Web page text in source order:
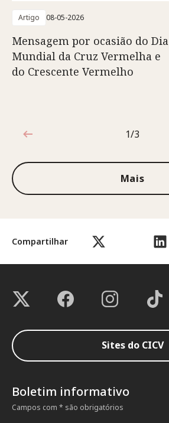
Compartilhar
Artigo 08-05-2026
Mensagem por ocasião do Dia
Mundial da Cruz Vermelha e
do Crescente Vermelho
1 de 3
1/3
Mais
Sites do CICV
Boletim informativo
Campos com * são obrigatórios